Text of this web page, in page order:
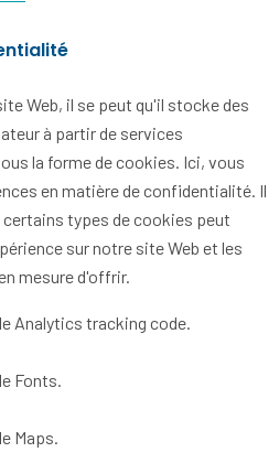
Web, il se peut qu'il stocke des
à partir de services
la forme de cookies. Ici, vous
en matière de confidentialité. Il
certains types de cookies peut
sur notre site Web et les
mesure d'offrir.
Analytics tracking code.
Fonts.
Maps.